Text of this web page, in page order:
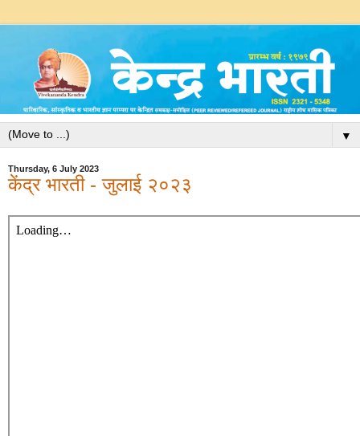
▼
Thursday, 6 July 2023
केंद्र भारती - जुलाई २०२३